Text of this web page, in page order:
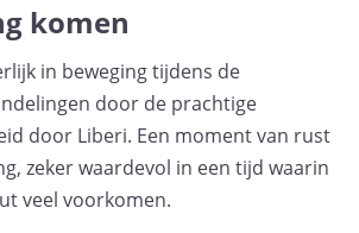
komen
in beweging tijdens de
door de prachtige
door Liberi. Een moment van rust
zeker waardevol in een tijd waarin
veel voorkomen.